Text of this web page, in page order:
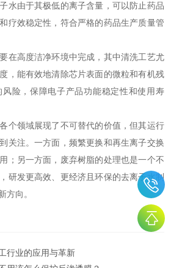
水由于其极低的离子含量，可以防止药品
疗效稳定性，符合严格的药品生产质量管
高度洁净环境中完成，其中清洗工艺尤
，能有效地清除芯片表面的微粒和有机残
险，保障电子产品功能稳定性和使用寿
领域展现了不可替代的价值，但其运行
关注。一方面，频繁更换和再生离子交换
；另一方面，废弃树脂的处理也是一个不
研发更高效、更经济且环保的去离子水制
方向。
行业的应用与革新